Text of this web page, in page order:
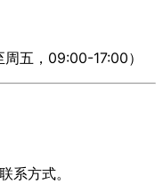
周五，09:00-17:00）
系方式。